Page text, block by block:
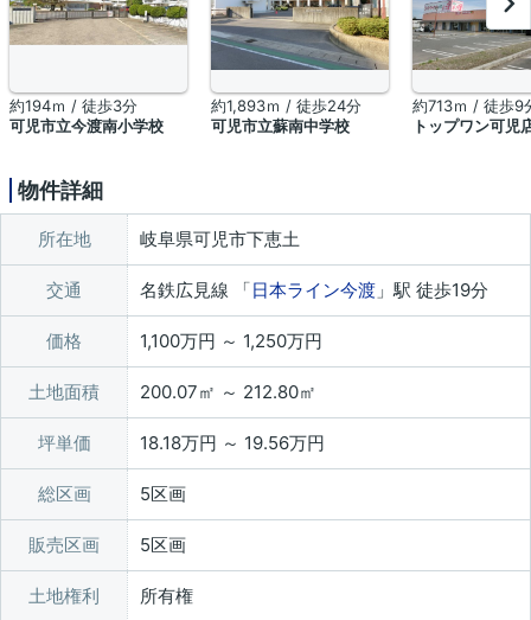
約194ｍ / 徒歩3分
可児市立今渡南小学校
約1,893ｍ / 徒歩24分
可児市立蘇南中学校
約713ｍ / 徒歩9
トップワン可児
物件詳細
所在地 岐阜県可児市下恵土
交通 名鉄広見線 「日本ライン今渡 」駅 徒歩19分
価格 1,100万円 ～ 1,250万円
土地面積 200.07㎡ ～ 212.80㎡
坪単価 18.18万円 ～ 19.56万円
総区画 5区画
販売区画 5区画
土地権利 所有権